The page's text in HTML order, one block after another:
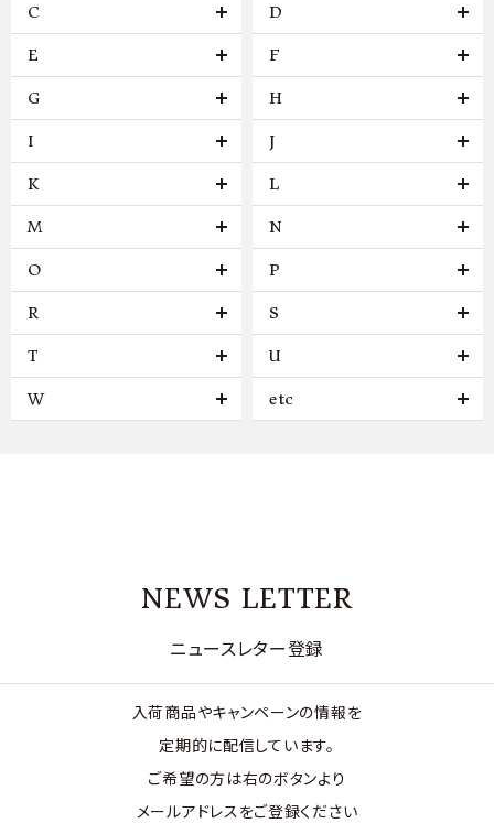
C D
E F
G H
I J
K L
M N
O P
R S
T U
W etc
NEWS LETTER
ニュースレター登録
入荷商品やキャンペーンの情報を
定期的に配信しています。
ご希望の方は右のボタンより
メールアドレスをご登録ください